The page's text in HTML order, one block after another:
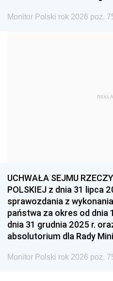
1975 1974
1959
1939 1938
1936 1930
Monitor Polski rok 2026 poz.
UCHWAŁA SEJMU
POLSKIEJ z dnia 31 lipca
sprawozdania z
państwa za okres od dnia
dnia 31 grudnia 2025 r.
absolutorium dla Rady
Monitor Polski rok 2026 poz.